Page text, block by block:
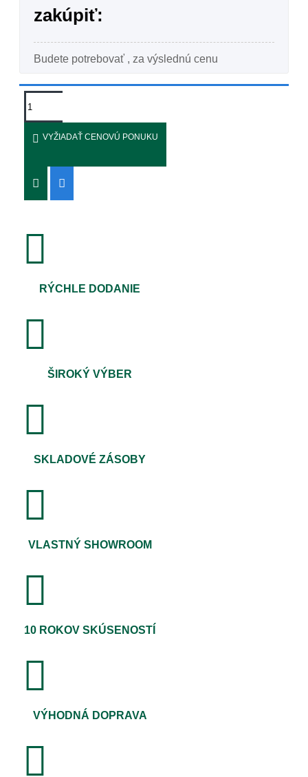
zakúpiť:
Budete potrebovať , za výslednú cenu
VYŽIADAŤ CENOVÚ PONUKU
RÝCHLE DODANIE
ŠIROKÝ VÝBER
SKLADOVÉ ZÁSOBY
VLASTNÝ SHOWROOM
10 ROKOV SKÚSENOSTÍ
VÝHODNÁ DOPRAVA